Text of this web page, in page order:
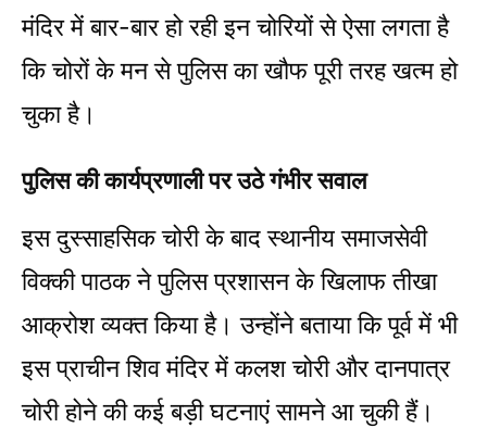
मंदिर में बार-बार हो रही इन चोरियों से ऐसा लगता है
कि चोरों के मन से पुलिस का खौफ पूरी तरह खत्म हो
चुका है।
पुलिस की कार्यप्रणाली पर उठे गंभीर सवाल
इस दुस्साहसिक चोरी के बाद स्थानीय समाजसेवी
विक्की पाठक ने पुलिस प्रशासन के खिलाफ तीखा
आक्रोश व्यक्त किया है। उन्होंने बताया कि पूर्व में भी
इस प्राचीन शिव मंदिर में कलश चोरी और दानपात्र
चोरी होने की कई बड़ी घटनाएं सामने आ चुकी हैं।